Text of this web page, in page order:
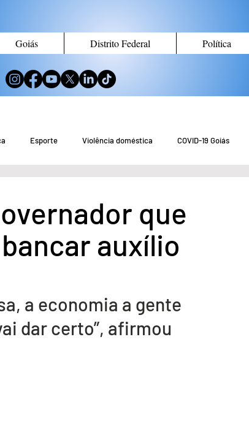
Goiás Distrito Federal Política
Esporte Violência doméstica COVID-19 Goiás
que
auxílio
a economia a gente
dar certo”, afirmou